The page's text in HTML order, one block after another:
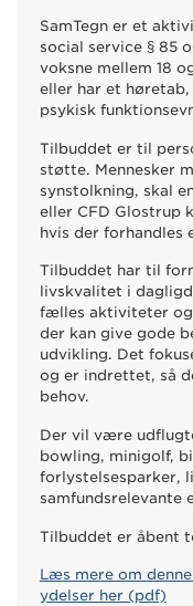
SamTegn er et
social service § 85
voksne mellem 18
eller har et
psykisk
Tilbuddet er til
støtte. Mennesker
synstolkning, skal
eller CFD Glostrup
hvis der
Tilbuddet har til
livskvalitet i
fælles aktiviteter og
der kan give gode
udvikling. Det
og er indrettet, så
behov.
Der vil være
bowling, minigolf,
forlystelsesparker,
samfundsrelevante
Tilbuddet er åbent
Læs mere om
ydelser her (pdf)